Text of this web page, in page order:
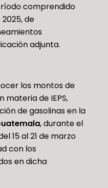
comprendido
2025, de
adjunta.
los montos de
materia de IEPS,
de gasolinas en la
, durante el
15 al 21 de marzo
con los
en dicha